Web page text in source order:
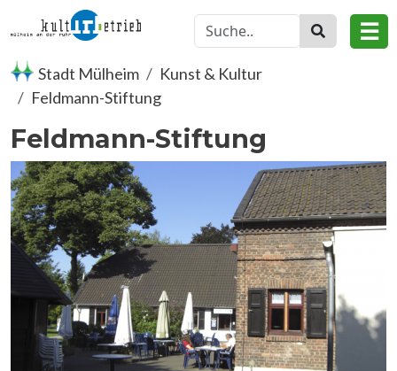
Direkt zum Inhalt
☰
Stadt Mülheim
Kunst & Kultur
Feldmann-Stiftung
Feldmann-Stiftung